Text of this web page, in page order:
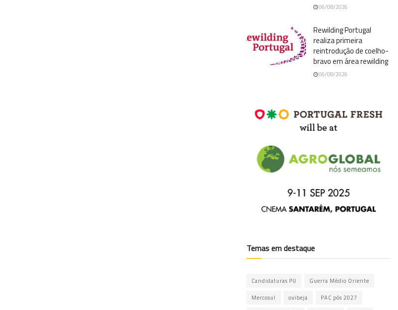
06/08/2026
Rewilding Portugal
realiza primeira
reintrodução de coelho-
bravo em área rewilding
06/08/2026
Temas em destaque
Candidaturas PU Guerra Médio Oriente
Mercosul ovibeja PAC pós 2027